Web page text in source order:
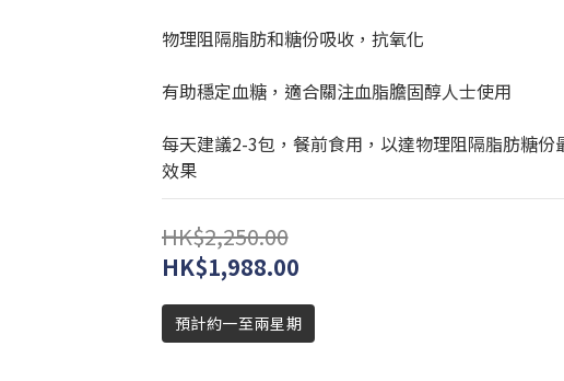
物理阻隔脂肪和糖份吸收，抗氧化
有助穩定血糖，適合關注血脂膽固醇人士使用
每天建議2-3包，餐前食用，以達物理阻隔脂肪糖份
效果
HK$2,250.00
HK$1,988.00
預計約一至兩星期